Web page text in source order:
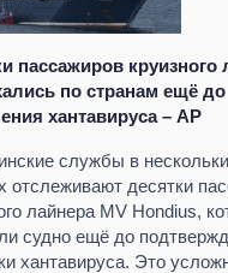
пассажиров круизного
по странам ещё до
хантавируса – AP
службы в
отслеживают десятки
лайнера MV Hondius,
судно ещё до
хантавируса. Это